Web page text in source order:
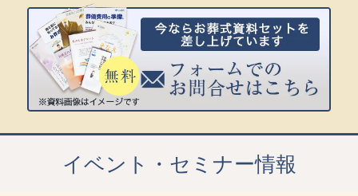
イベント・セミナー情報